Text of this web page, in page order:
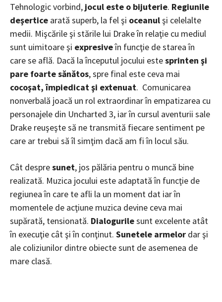
Tehnologic vorbind, jocul este o bijuterie. Regiunile
deşertice arată superb, la fel şi oceanulşi celelalte
medii. Mişcările şi stările lui Drake în relaţie cu mediul
sunt uimitoare şi expresiveîn funcţie de starea în
care se află. Dacă la începutul jocului estesprinten şi
pare foarte sănătos, spre final este ceva mai
cocoşat, împiedicat şi extenuat. Comunicarea
nonverbală joacă un rol extraordinar în empatizarea cu
personajele din Uncharted 3, iar în cursul aventurii sale
Drake reuşeşte să ne transmită fiecare sentiment pe
care ar trebui să îl simţim dacă am fi în locul său.
Cât despresunet, jos pălăria pentru o muncă bine
realizată. Muzica jocului este adaptată în funcţie de
regiunea în care te afli la un moment dat iar în
momentele de acţiune muzica devine ceva mai
supărată, tensionată. Dialogurilesunt excelente atât
în execuţie cât şi în conţinut. Sunetele armelor dar şi
ale coliziunilor dintre obiecte sunt de asemenea de
mare clasă.